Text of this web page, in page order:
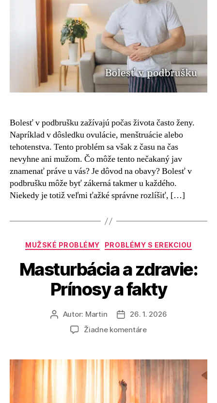
mužov?
Poznáme
príčiny
Bolesť v podbrušku zažívajú počas života často ženy.
Napríklad v dôsledku ovulácie, menštruácie alebo
tehotenstva. Tento problém sa však z času na čas
nevyhne ani mužom. Čo môže tento nečakaný jav
znamenať práve u vás? Je dôvod na obavy? Bolesť v
podbrušku môže byť zákerná takmer u každého.
Niekedy je totiž veľmi ťažké správne rozlíšiť, […]
Kategórie
MUŽSKÉ PROBLÉMY PROBLÉMY S EREKCIOU
Masturbácia a zdravie:
Prínosy a fakty
Autor
článku
Autor: Martin
Dátum
článku
26. 1. 2026
Žiadne komentárena
zdravie:
Prínosy
a
fakty